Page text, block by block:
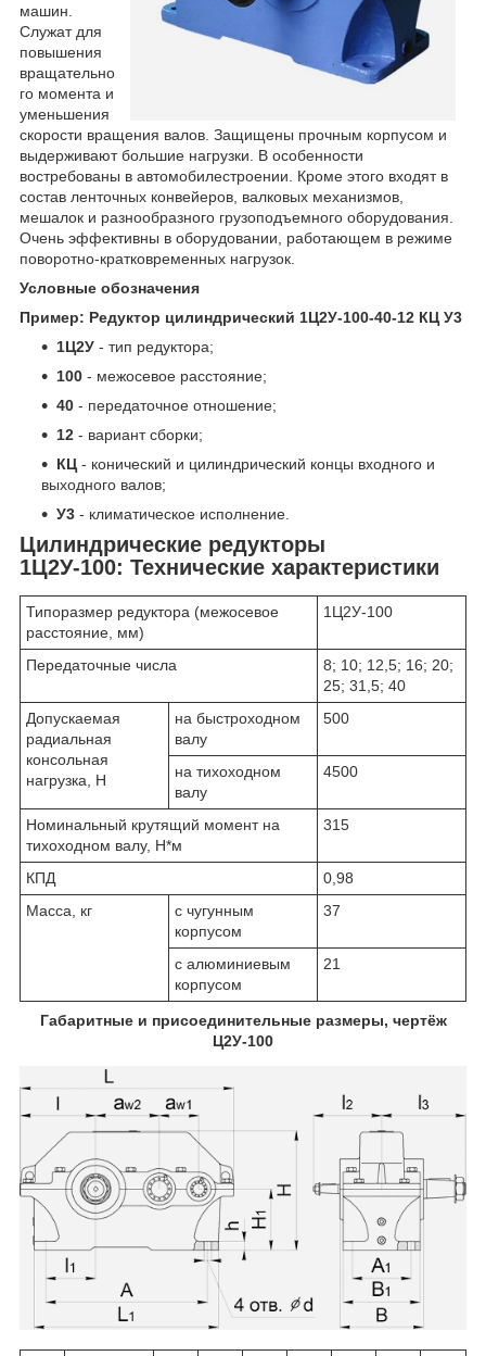
машин.
Служат для
повышения
вращательно
го момента и
уменьшения
скорости вращения валов. Защищены прочным корпусом и
выдерживают большие нагрузки. В особенности
востребованы в автомобилестроении. Кроме этого входят в
состав ленточных конвейеров, валковых механизмов,
мешалок и разнообразного грузоподъемного оборудования.
Очень эффективны в оборудовании, работающем в режиме
поворотно-кратковременных нагрузок.
Условные обозначения
Пример: Редуктор цилиндрический 1Ц2У-100-40-12 КЦ У3
1Ц2У - тип редуктора;
100 - межосевое расстояние;
40 - передаточное отношение;
12 - вариант сборки;
КЦ - конический и цилиндрический концы входного и
выходного валов;
У3 - климатическое исполнение.
Цилиндрические редукторы
1Ц2У-100: Технические характеристики
Типоразмер редуктора (межосевое
расстояние, мм)
1Ц2У-100
Передаточные числа
8; 10; 12,5; 16; 20;
25; 31,5; 40
Допускаемая
радиальная
консольная
нагрузка, Н
на быстроходном
валу
500
на тихоходном
валу
4500
Номинальный крутящий момент на
тихоходном валу, Н*м
315
КПД
0,98
Масса, кг
с чугунным
корпусом
37
с алюминиевым
корпусом
21
Габаритные и присоединительные размеры, чертёж
Ц2У-100